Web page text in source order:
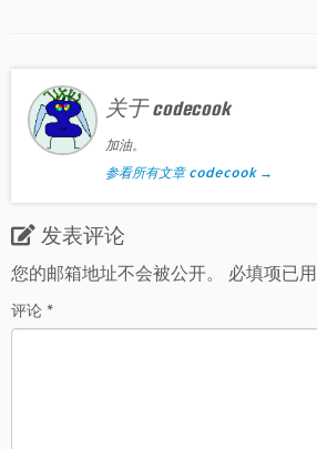
关于 codecook
加油。
参看所有文章 codecook →
发表评论
您的邮箱地址不会被公开。
必填项已用
评论 *